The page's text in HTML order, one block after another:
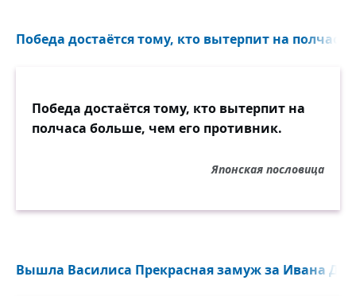
Победа достаётся тому, кто вытерпит на
Победа достаётся тому, кто вытерпит на
полчаса больше, чем его противник.
Японская пословица
Вышла Василиса Прекрасная замуж за Ивана